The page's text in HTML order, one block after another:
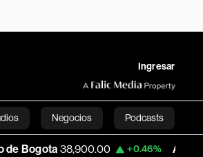
Ingresar
Negocios Podcasts
38,900.00 +0.46% Apple 312.53